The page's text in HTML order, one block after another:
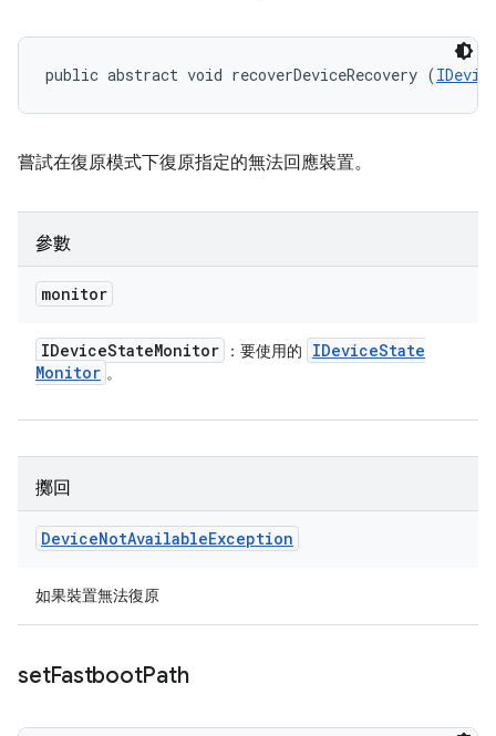
public abstract void recoverDeviceRecovery (
嘗試在復原模式下復原指定的無法回應裝置。
參數
monitor
IDeviceStateMonitor ：要使用的 IDeviceState
Monitor 。
擲回
DeviceNotAvailableException
如果裝置無法復原
setFastbootPath